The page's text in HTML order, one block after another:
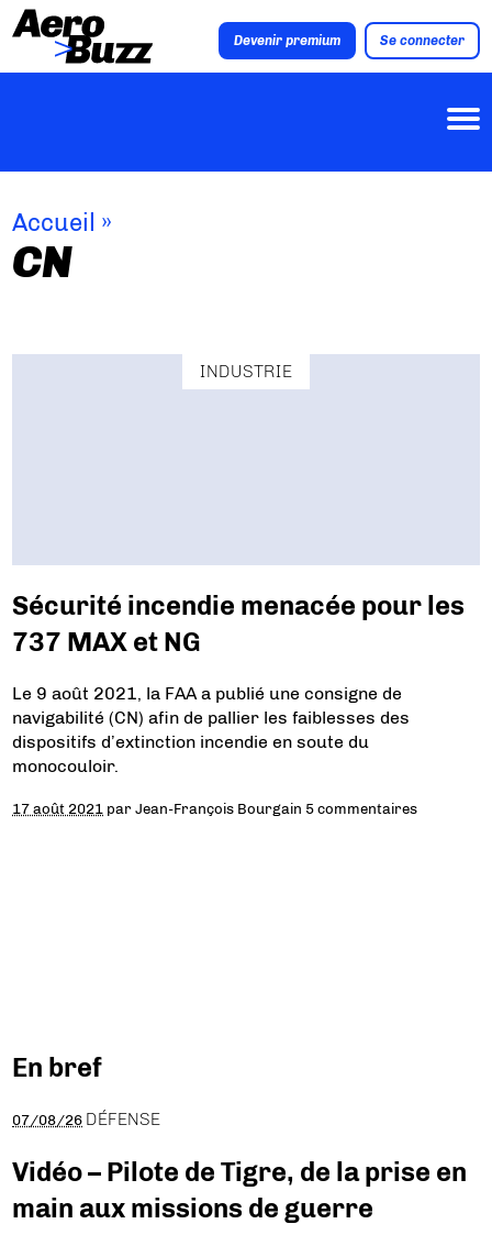
Devenir premium Se connecter
Accueil »
CN
INDUSTRIE
Sécurité incendie menacée pour les
737 MAX et NG
Le 9 août 2021, la FAA a publié une consigne de
navigabilité (CN) afin de pallier les faiblesses des
dispositifs d’extinction incendie en soute du
monocouloir.
17 août 2021 parJean-François Bourgain 5 commentaires
En bref
07/08/26 DÉFENSE
Vidéo – Pilote de Tigre, de la prise en
main aux missions de guerre